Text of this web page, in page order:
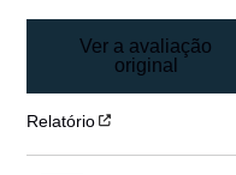
Ver a avaliação
original
Relatório